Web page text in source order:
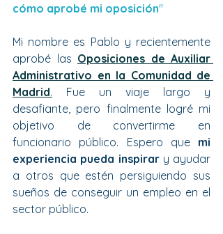
cómo aprobé mi oposición"
Mi nombre es Pablo y recientemente
aprobé las Oposiciones de Auxiliar
Administrativo en la Comunidad de
Madrid. Fue un viaje largo y
desafiante, pero finalmente logré mi
objetivo de convertirme en
funcionario público. Espero que mi
experiencia pueda inspirar y ayudar
a otros que estén persiguiendo sus
sueños de conseguir un empleo en el
sector público.